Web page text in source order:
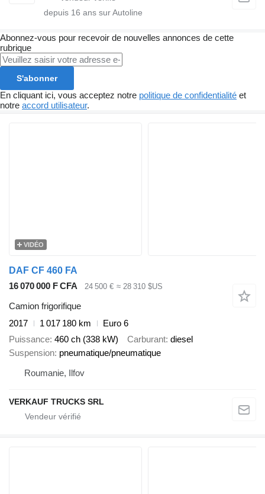
depuis 16 ans sur Autoline
Abonnez-vous pour recevoir de nouvelles annonces de cette
rubrique
S'abonner
En cliquant ici, vous acceptez notre politique de confidentialité et
notre accord utilisateur.
VIDÉO
DAF CF 460 FA
16 070 000 F CFA
24 500 € ≈ 28 310 $US
Camion frigorifique
2017
1 017 180 km
Euro 6
Puissance 460 ch (338 kW) Carburant diesel
Suspension pneumatique/pneumatique
Roumanie, Ilfov
VERKAUF TRUCKS SRL